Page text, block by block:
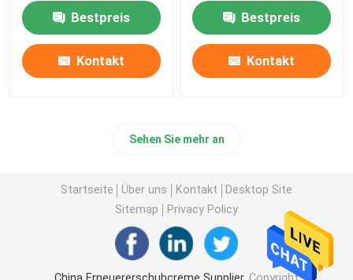
Ernährungslotion für
Schuhe Bestpreis
Kontakt
Bestpreis
Kontakt
Sehen Sie mehr an
Startseite Über uns Kontakt
Desktop Site
Sitemap
Privacy Policy